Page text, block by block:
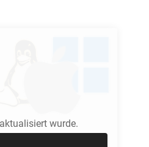
wurde.